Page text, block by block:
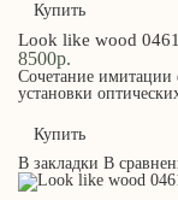
Купить
Look like wood
8500р.
Сочетание имитации
установки
Купить
В закладки В